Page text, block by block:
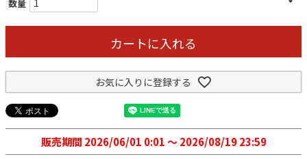
カートに入れる
お気に入りに登録する
販売期間 2026/06/01 0:01〜 2026/08/19 23:59